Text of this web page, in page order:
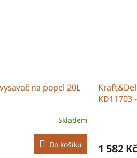
na popel 20L
Skladem
Do košíku
KD11703
1 582 Kč